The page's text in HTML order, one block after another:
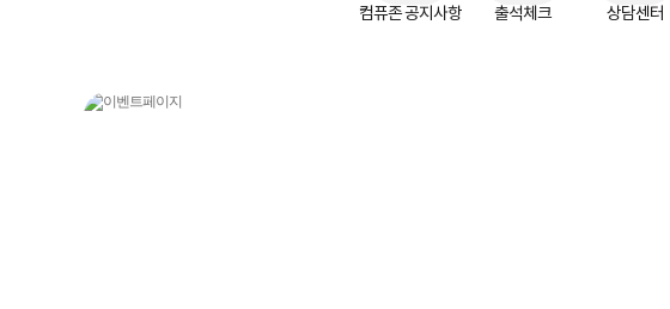
컴퓨존 공지사항 출석체크 상담센터